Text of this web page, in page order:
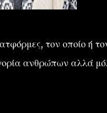
τον οποίο ή
ανθρώπων αλλά